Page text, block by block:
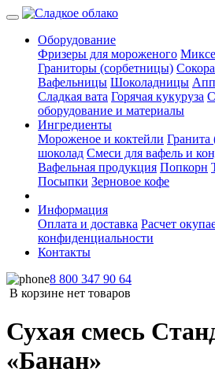
Оборудование
Фризеры для мороженого
Граниторы (сорбетницы)
Вафельницы Шоколадницы
Сладкая вата Горячая кукуруза
оборудование и материалы
Ингредиенты
Мороженое и коктейли Гранита
шоколад Смеси для вафель и
Вафельная продукция Попкорн
Посыпки Зерновое кофе
Информация
Оплата и доставка Расчет
конфиденциальности
Контакты
8 800 347 90 64
В корзине нет товаров
Сухая смесь
«Банан»